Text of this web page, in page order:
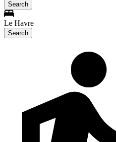
Search
Le Havre
Search